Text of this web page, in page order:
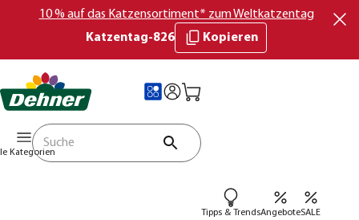
10 % auf das Katzensortiment* zum Weltkatzentag
Katzentag-826
Kopieren
Kategorien
Tipps & TrendsAngeboteSALE